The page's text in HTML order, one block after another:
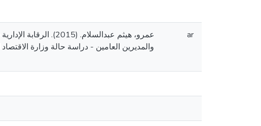
عمرو، هيثم
والمديرين العامين - دراسة حالة وزارة
ar